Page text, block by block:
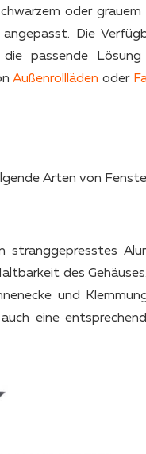
oder
Die
passende
Außenrollläden oder
Arten von
stranggepresstes
des
und
eine